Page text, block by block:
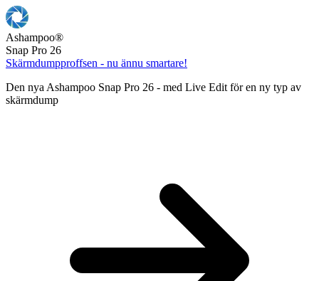
Ashampoo®
Snap Pro 26
Skärmdumpproffsen - nu ännu smartare!
Den nya Ashampoo Snap Pro 26 - med Live Edit för en ny typ av
skärmdump